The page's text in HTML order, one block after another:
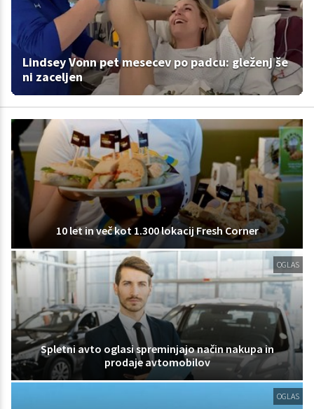
Lindsey Vonn pet mesecev po padcu: gleženj še
ni zaceljen
10 let in več kot 1.300 lokacij Fresh Corner
OGLAS
Spletni avto oglasi spreminjajo način nakupa in
prodaje avtomobilov
OGLAS